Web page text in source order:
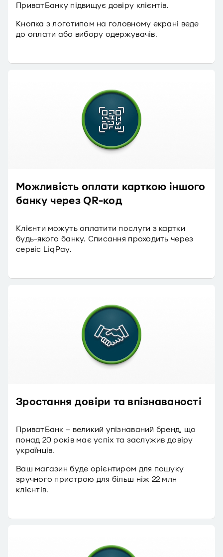
ПриватБанку підвищує довіру клієнтів.
Кнопка з логотипом на головному екрані веде
до оплати або вибору одержувачів.
Можливість оплати карткою іншого
банку через QR-код
Клієнти можуть оплатити послуги з картки
будь-якого банку. Списання проходить через
сервіс LiqPay.
Зростання довіри та впізнаваності
ПриватБанк – великий упізнаваний бренд, що
понад 20 років має успіх та заслужив довіру
українців.
Ваш магазин буде орієнтиром для пошуку
зручного пристрою для більш ніж 22 млн
клієнтів.